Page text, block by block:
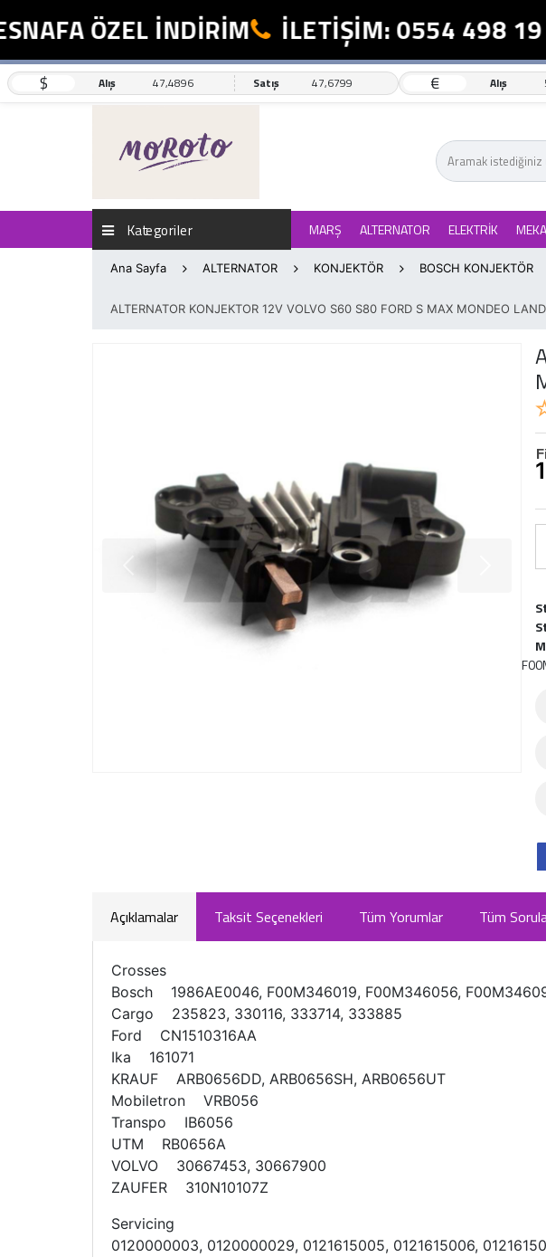
ÖZEL İNDİRİM İLETİŞİM: 0554 498 19
$ Alış 47,4896 Satış 47,6799 € Alış
Kategoriler MARŞ ALTERNATOR ELEKTRİK
Ana Sayfa ALTERNATOR KONJEKTÖR BOSCH KONJEKTÖR
ALTERNATOR KONJEKTOR 12V VOLVO S60 S80 FORD S MAX MONDEO
Açıklamalar Taksit Seçenekleri Tüm Yorumlar Tüm
Crosses
Bosch 1986AE0046, F00M346019, F00M346056,
Cargo 235823, 330116, 333714, 333885
Ford CN1510316AA
Ika 161071
KRAUF ARB0656DD, ARB0656SH, ARB0656UT
Mobiletron VRB056
Transpo IB6056
UTM RB0656A
VOLVO 30667453, 30667900
ZAUFER 310N10107Z
Servicing
0120000003, 0120000029, 0121615005, 0121615006,